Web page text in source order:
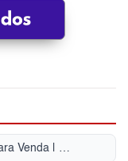
Apartamento com portaria 24 horas para Venda | Vila Bela Vista (Zona Norte)